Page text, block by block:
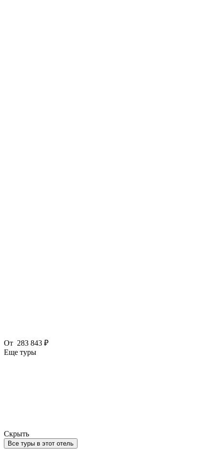
От 283 843 ₽
Еще туры
Скрыть
Все туры в этот отель